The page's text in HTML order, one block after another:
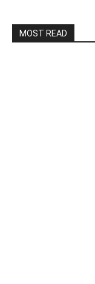
MOST READ